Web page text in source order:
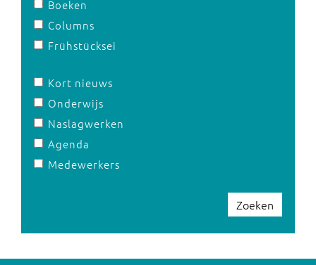
Boeken
Columns
Frühstücksei
Kort nieuws
Onderwijs
Naslagwerken
Agenda
Medewerkers
Zoeken